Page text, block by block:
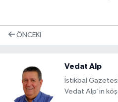
ÖNCEKI
Vedat Alp
İstikbal
Vedat Alp'in